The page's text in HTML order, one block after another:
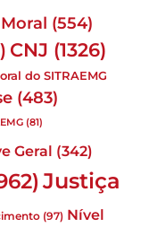
(554)
CNJ (1326)
do SITRAEMG
(483)
(81)
Geral (342)
Justiça
(97) Nível